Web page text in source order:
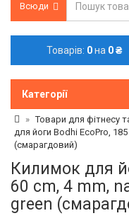
Всюди
Товарів: 0на 0 ₴
Категорії
Товари для фітнесу
для йоги Bodhi EcoPro,
(смарагдовий)
Килимок для
60 cm, 4 mm,
green